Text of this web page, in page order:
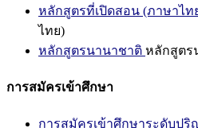
หลักสูตรที่เปิดสอน (ภาษาไท
ไทย)
หลักสูตรนานาชาติ หลักสูตร
การสมัครเข้าศึกษา
การสมัครเข้าศึกษาระดับป